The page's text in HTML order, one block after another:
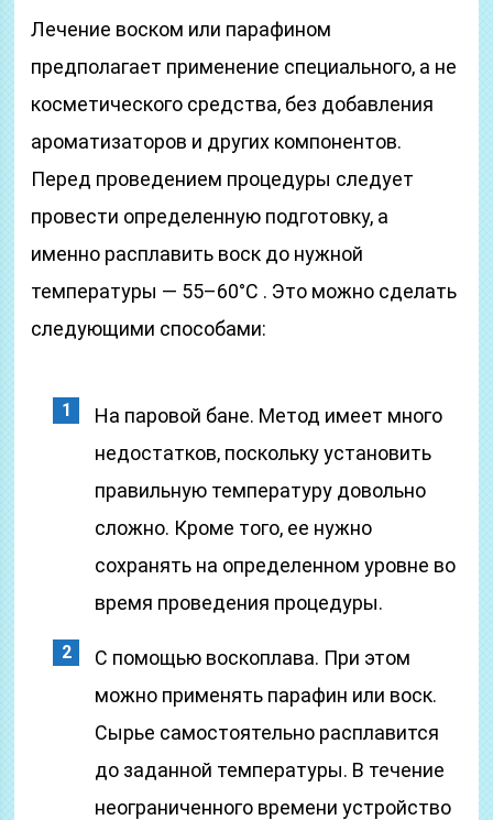
Лечение воском или парафином
предполагает применение специального, а не
косметического средства, без добавления
ароматизаторов и других компонентов.
Перед проведением процедуры следует
провести определенную подготовку, а
именно расплавить воск до нужной
температуры — 55–60°С . Это можно сделать
следующими способами:
На паровой бане. Метод имеет много
недостатков, поскольку установить
правильную температуру довольно
сложно. Кроме того, ее нужно
сохранять на определенном уровне во
время проведения процедуры.
С помощью воскоплава. При этом
можно применять парафин или воск.
Сырье самостоятельно расплавится
до заданной температуры. В течение
неограниченного времени устройство